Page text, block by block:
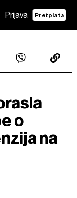
Prijava Pretplata
o
na